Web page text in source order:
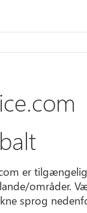
er
områder.
sprog